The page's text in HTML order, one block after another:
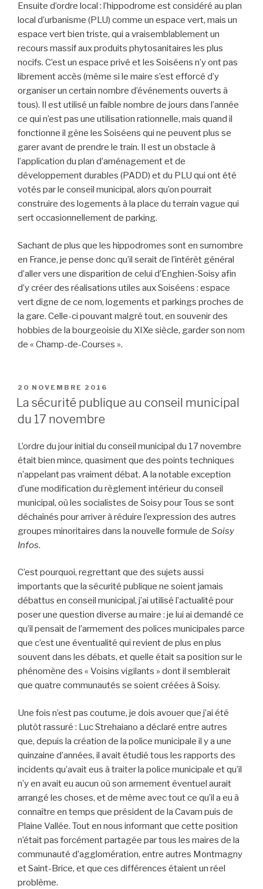
Ensuite d’ordre local : l’hippodrome est considéré au plan
local d’urbanisme (PLU) comme un espace vert, mais un
espace vert bien triste, qui a vraisemblablement un
recours massif aux produits phytosanitaires les plus
nocifs. C’est un espace privé et les Soiséens n’y ont pas
librement accès (même si le maire s’est efforcé d’y
organiser un certain nombre d’événements ouverts à
tous). Il est utilisé un faible nombre de jours dans l’année
ce qui n’est pas une utilisation rationnelle, mais quand il
fonctionne il gêne les Soiséens qui ne peuvent plus se
garer avant de prendre le train. Il est un obstacle à
l’application du plan d’aménagement et de
développement durables (PADD) et du PLU qui ont été
votés par le conseil municipal, alors qu’on pourrait
construire des logements à la place du terrain vague qui
sert occasionnellement de parking.
Sachant de plus que les hippodromes sont en surnombre
en France, je pense donc qu’il serait de l’intérêt général
d’aller vers une disparition de celui d’Enghien-Soisy afin
d’y créer des réalisations utiles aux Soiséens : espace
vert digne de ce nom, logements et parkings proches de
la gare. Celle-ci pouvant malgré tout, en souvenir des
hobbies de la bourgeoisie du XIXe siècle, garder son nom
de « Champ-de-Courses ».
PUBLIÉ
LE
20 NOVEMBRE 2016
La sécurité publique au conseil municipal
du 17 novembre
L’ordre du jour initial du conseil municipal du 17 novembre
était bien mince, quasiment que des points techniques
n’appelant pas vraiment débat. A la notable exception
d’une modification du règlement intérieur du conseil
municipal, où les socialistes de Soisy pour Tous se sont
déchaînés pour arriver à réduire l’expression des autres
groupes minoritaires dans la nouvelle formule de Soisy
Infos.
C’est pourquoi, regrettant que des sujets aussi
importants que la sécurité publique ne soient jamais
débattus en conseil municipal, j’ai utilisé l’actualité pour
poser une question diverse au maire : je lui ai demandé ce
qu’il pensait de l’armement des polices municipales parce
que c’est une éventualité qui revient de plus en plus
souvent dans les débats, et quelle était sa position sur le
phénomène des « Voisins vigilants » dont il semblerait
que quatre communautés se soient créées à Soisy.
Une fois n’est pas coutume, je dois avouer que j’ai été
plutôt rassuré : Luc Strehaiano a déclaré entre autres
que, depuis la création de la police municipale il y a une
quinzaine d’années, il avait étudié tous les rapports des
incidents qu’avait eus à traiter la police municipale et qu’il
n’y en avait eu aucun où son armement éventuel aurait
arrangé les choses, et de même avec tout ce qu’il a eu à
connaître en temps que président de la Cavam puis de
Plaine Vallée. Tout en nous informant que cette position
n’était pas forcément partagée par tous les maires de la
communauté d’agglomération, entre autres Montmagny
et Saint-Brice, et que ces différences étaient un réel
problème.